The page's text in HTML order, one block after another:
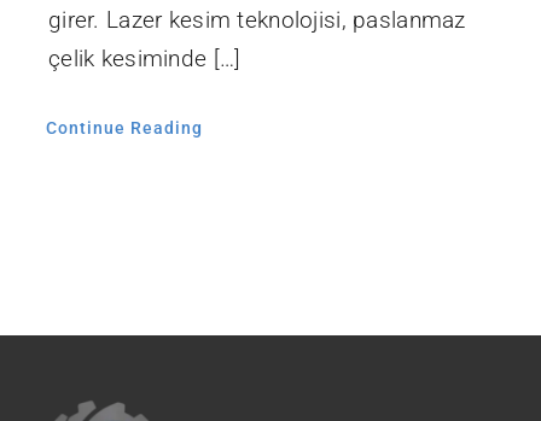
girer. Lazer kesim teknolojisi, paslanmaz
çelik kesiminde […]
Continue Reading